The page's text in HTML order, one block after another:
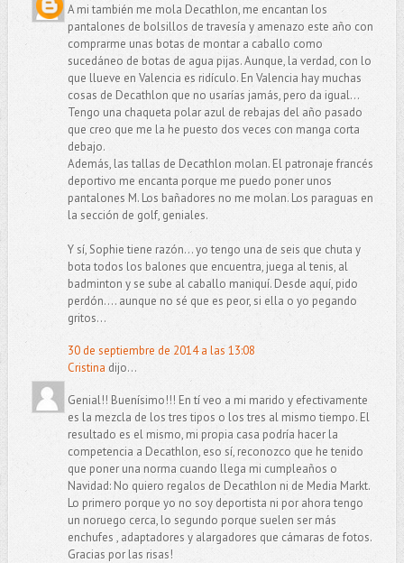
A mi también me mola Decathlon, me encantan los
pantalones de bolsillos de travesía y amenazo este año con
comprarme unas botas de montar a caballo como
sucedáneo de botas de agua pijas. Aunque, la verdad, con lo
que llueve en Valencia es ridículo. En Valencia hay muchas
cosas de Decathlon que no usarías jamás, pero da igual...
Tengo una chaqueta polar azul de rebajas del año pasado
que creo que me la he puesto dos veces con manga corta
debajo.
Además, las tallas de Decathlon molan. El patronaje francés
deportivo me encanta porque me puedo poner unos
pantalones M. Los bañadores no me molan. Los paraguas en
la sección de golf, geniales.
Y sí, Sophie tiene razón... yo tengo una de seis que chuta y
bota todos los balones que encuentra, juega al tenis, al
badminton y se sube al caballo maniquí. Desde aquí, pido
perdón.... aunque no sé que es peor, si ella o yo pegando
gritos...
30 de septiembre de 2014 a las 13:08
Cristina dijo...
Genial!! Buenísimo!!! En tí veo a mi marido y efectivamente
es la mezcla de los tres tipos o los tres al mismo tiempo. El
resultado es el mismo, mi propia casa podría hacer la
competencia a Decathlon, eso sí, reconozco que he tenido
que poner una norma cuando llega mi cumpleaños o
Navidad: No quiero regalos de Decathlon ni de Media Markt.
Lo primero porque yo no soy deportista ni por ahora tengo
un noruego cerca, lo segundo porque suelen ser más
enchufes , adaptadores y alargadores que cámaras de fotos.
Gracias por las risas!